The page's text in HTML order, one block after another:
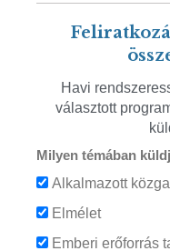
Havi
választott
Milyen témában
Alkalmazott
Elmélet
Emberi erőforrás